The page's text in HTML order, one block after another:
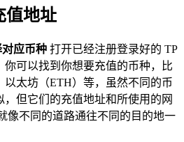
值地址
应币种 打开已经注册登录好的 TP
你可以找到你想要充值的币种，比
以太坊（ETH）等，虽然不同的币
但它们的充值地址和所使用的网
像不同的道路通往不同的目的地一